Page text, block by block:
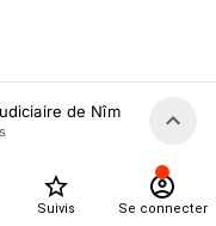
départementde Nîmes le 10
Suivis Se connecter